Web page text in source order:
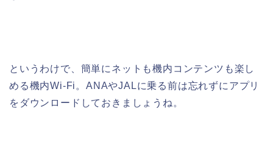
というわけで、簡単にネットも機内コンテンツも楽し
める機内Wi-Fi。ANAやJALに乗る前は忘れずにアプリ
をダウンロードしておきましょうね。